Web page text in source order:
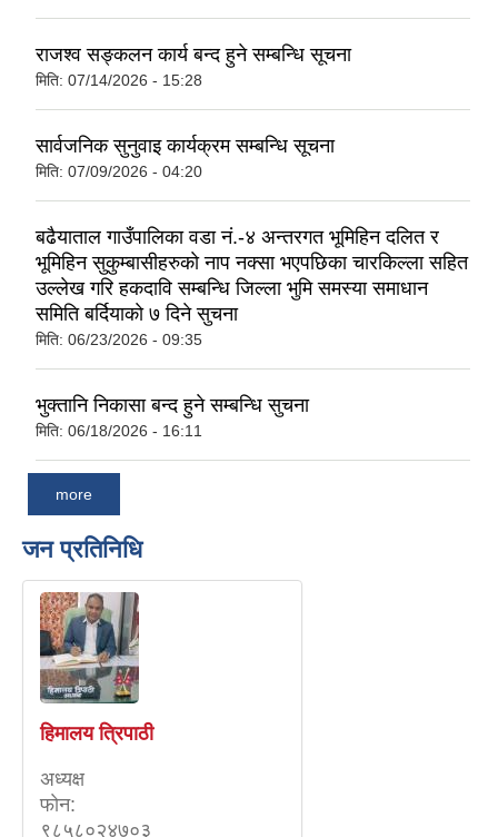
राजश्व सङ्कलन कार्य बन्द हुने सम्बन्धि सूचना
मिति: 07/14/2026 - 15:28
सार्वजनिक सुनुवाइ कार्यक्रम सम्बन्धि सूचना
मिति: 07/09/2026 - 04:20
बढैयाताल गाउँपालिका वडा नं.-४ अन्तरगत भूमिहिन दलित र
भूमिहिन सुकुम्बासीहरुकाे नाप नक्सा भएपछिका चारकिल्ला सहित
उल्लेख गरि हकदावि सम्बन्धि जिल्ला भुमि समस्या समाधान
समिति बर्दियाकाे ७ दिने सुचना
मिति: 06/23/2026 - 09:35
भुक्तानि निकासा बन्द हुने सम्बन्धि सुचना
मिति: 06/18/2026 - 16:11
more
जन प्रतिनिधि
हिमालय त्रिपाठी
अध्यक्ष
फाेन:
९८५८०२४७०३